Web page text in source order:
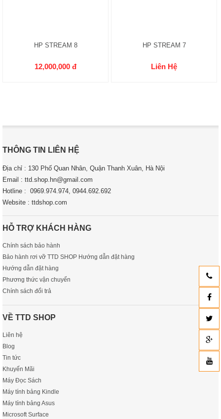
HP STREAM 8
12,000,000 đ
HP STREAM 7
Liên Hệ
THÔNG TIN LIÊN HỆ
Địa chỉ : 130 Phố Quan Nhân, Quận Thanh Xuân, Hà Nội
Email : ttd.shop.hn@gmail.com
Hotline : 0969.974.974, 0944.692.692
Website : ttdshop.com
HỖ TRỢ KHÁCH HÀNG
Chính sách bảo hành
Bảo hành rơi vỡ TTD SHOP Hướng dẫn đặt hàng
Hướng dẫn đặt hàng
Phương thức vận chuyển
Chính sách đổi trả
VỀ TTD SHOP
Liên hệ
Blog
Tin tức
Khuyến Mãi
Máy Đọc Sách
Máy tính bảng Kindle
Máy tính bảng Asus
Microsoft Surface